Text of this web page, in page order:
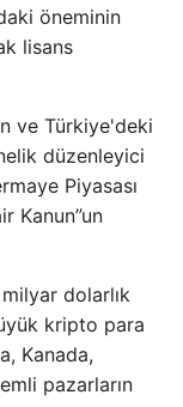
öneminin
lisans
ve Türkiye'deki
düzenleyici
Piyasası
Kanun”un
dolarlık
kripto para
Kanada,
pazarların